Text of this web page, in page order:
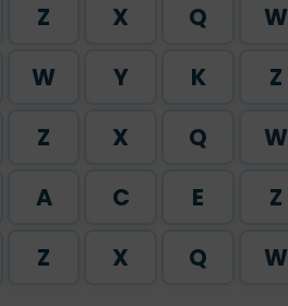
Z X Q
W
W Y K
Z
Z X Q
W
A C E
Z
Z X Q W